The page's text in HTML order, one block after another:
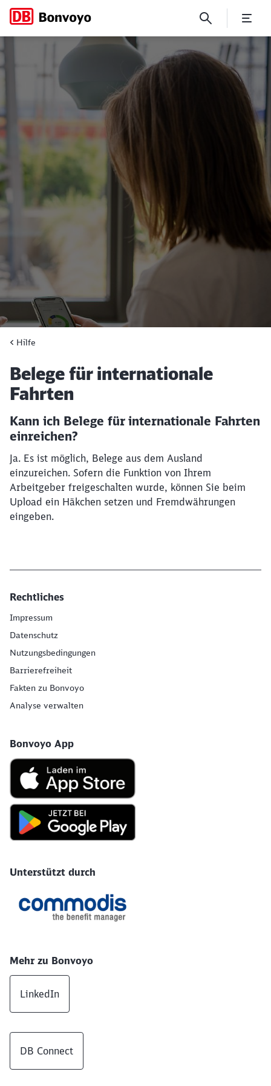
Belege für internationale
Hilfe
Artikel:
Belege für internationale
Fahrten
Kann ich Belege für internationale Fahrten
einreichen?
Ja. Es ist möglich, Belege aus dem Ausland
einzureichen. Sofern die Funktion von Ihrem
Arbeitgeber freigeschalten wurde, können Sie beim
Upload ein Häkchen setzen und Fremdwährungen
eingeben.
Rechtliches
Impressum
Datenschutz
Nutzungsbedingungen
Barrierefreiheit
Fakten zu Bonvoyo
Analyse verwalten
Bonvoyo App
Unterstützt durch
Mehr zu Bonvoyo
LinkedIn
DB Connect
Schließen
werden?